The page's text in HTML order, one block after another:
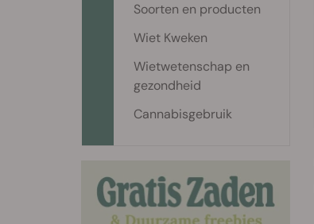
Soorten en producten
Wiet Kweken
Wietwetenschap en
gezondheid
Cannabisgebruik